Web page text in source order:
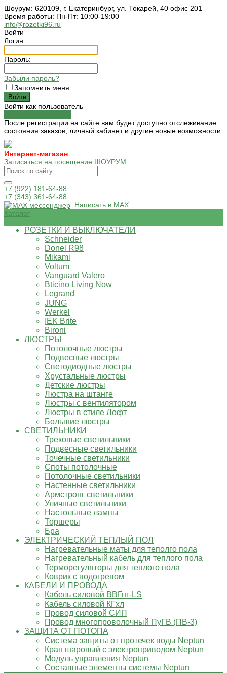
Шоурум: 620109, г. Екатеринбург, ул. Токарей, 40 офис 201
Время работы: Пн-Пт: 10:00-19:00
info@rozetki96.ru
Войти
Логин:
Пароль:
Забыли пароль?
Запомнить меня
Войти как пользователь
После регистрации на сайте вам будет доступно отслеживание
состояния заказов, личный кабинет и другие новые возможности
Интернет-магазин
Записаться на посещение ШОУРУМ
+7 (922) 181-64-88
+7 (343) 361-64-88
Написать в MAX
Каталог
РОЗЕТКИ И ВЫКЛЮЧАТЕЛИ
Schneider
Donel R98
Mikami
Voltum
Vanguard Valero
Bticino Living Now
Legrand
JUNG
Werkel
IEK Brite
Bironi
ЛЮСТРЫ
Потолочные люстры
Подвесные люстры
Светодиодные люстры
Хрустальные люстры
Детские люстры
Люстра на штанге
Люстры с вентилятором
Люстры в стиле Лофт
Большие люстры
СВЕТИЛЬНИКИ
Трековые светильники
Подвесные светильники
Точечные светильники
Споты потолочные
Потолочные светильники
Настенные светильники
Армстронг светильники
Уличные светильники
Настольные лампы
Торшеры
Бра
ЭЛЕКТРИЧЕСКИЙ ТЕПЛЫЙ ПОЛ
Нагревательные маты для теполго пола
Нагревательный кабель для теплого пола
Терморегуляторы для теплого пола
Коврик с подогревом
КАБЕЛИ И ПРОВОДА
Кабель силовой ВВГнг-LS
Кабель силовой КГхл
Провод силовой СИП
Провод многопроволочный ПуГВ (ПВ-3)
ЗАЩИТА ОТ ПОТОПА
Система защиты от протечек воды Neptun
Кран шаровый с электроприводом Neptun
Модуль управления Neptun
Составные элементы системы Neptun